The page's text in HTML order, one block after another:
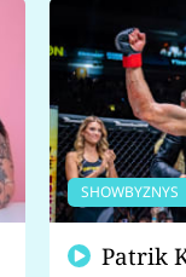
SHOWBYZNYS